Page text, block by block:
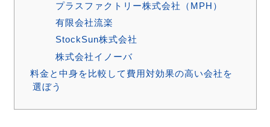
プラスファクトリー株式会社（MPH）
有限会社流楽
StockSun株式会社
株式会社イノーバ
料金と中身を比較して費用対効果の高い会社を
選ぼう